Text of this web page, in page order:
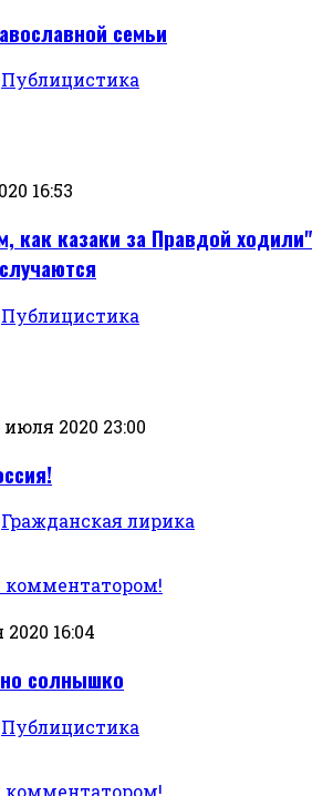
семьи
Публицистика
16:53
как казаки за Правдой ходили"
Публицистика
2020 23:00
Гражданская лирика
16:04
солнышко
Публицистика